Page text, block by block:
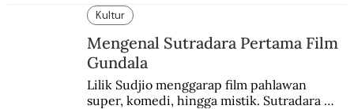
burung nuri diyakini sebagai penutur
terakhir bahasa suku itu.
Kultur
Mengenal Sutradara Pertama Film
Gundala
Lilik Sudjio menggarap film pahlawan
super, komedi, hingga mistik. Sutradara